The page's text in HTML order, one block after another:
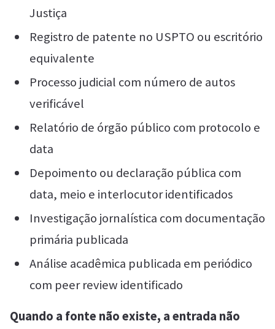
Justiça
Registro de patente no USPTO ou escritório
equivalente
Processo judicial com número de autos
verificável
Relatório de órgão público com protocolo e
data
Depoimento ou declaração pública com
data, meio e interlocutor identificados
Investigação jornalística com documentação
primária publicada
Análise acadêmica publicada em periódico
com peer review identificado
Quando a fonte não existe, a entrada não